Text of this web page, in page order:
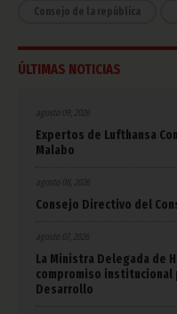
Consejo de la república
ÚLTIMAS NOTICIAS
agosto 09, 2026
Expertos de Lufthansa
Malabo
agosto 08, 2026
Consejo Directivo del
agosto 07, 2026
La Ministra Delegada de
compromiso institucional
Desarrollo